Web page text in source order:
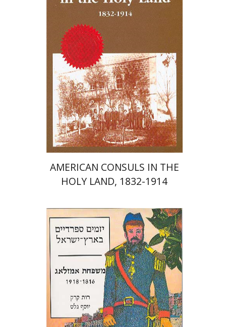
הנחת אתר ספר מודפס
$60
$54
AMERICAN CONSULS IN THE
HOLY LAND, 1832-1914
רות קרק
יוסף גלס
ראובן אשל